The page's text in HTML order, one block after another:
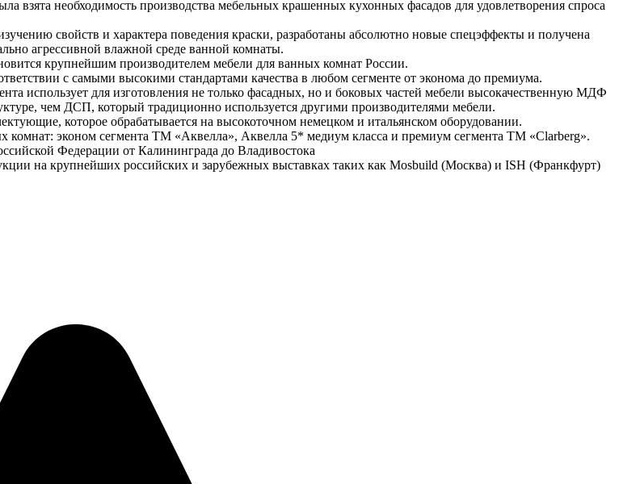
взята необходимость производства мебельных крашенных кухонных фасадов для удовлетворения спроса
свойств и характера поведения краски, разработаны абсолютно новые спецэффекты и получена
агрессивной влажной среде ванной комнаты.
крупнейшим производителем мебели для ванных комнат России.
с самыми высокими стандартами качества в любом сегменте от эконома до премиума.
использует для изготовления не только фасадных, но и боковых частей мебели высокачественную МДФ
чем ДСП, который традиционно используется другими производителями мебели.
которое обрабатывается на высокоточном немецком и итальянском оборудовании.
эконом сегмента ТМ «Аквелла», Аквелла 5* медиум класса и премиум сегмента ТМ «Clarberg».
Федерации от Калининграда до Владивостока
на крупнейших российских и зарубежных выставках таких как Mosbuild (Москва) и ISH (Франкфурт)